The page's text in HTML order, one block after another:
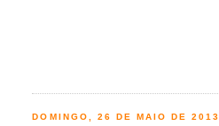
DOMINGO, 26 DE MAIO DE 2013